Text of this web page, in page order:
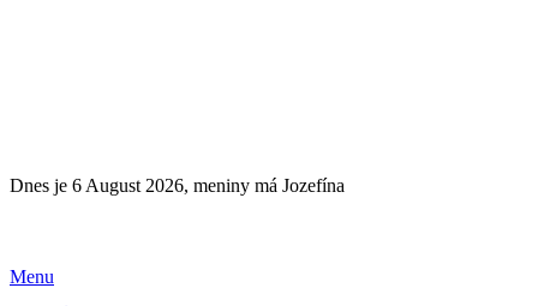
Dnes je 6 August 2026, meniny má Jozefína
Menu